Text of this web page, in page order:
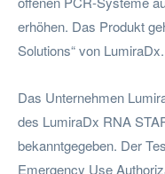
erhöhen. Das Produkt
Solutions“ von LumiraDx.
Das Unternehmen
des LumiraDx RNA
bekanntgegeben. Der
Emergency Use